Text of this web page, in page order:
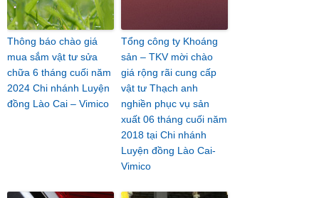
Thông báo chào giá
mua sắm vật tư sửa
chữa 6 tháng cuối năm
2024 Chi nhánh Luyện
đồng Lào Cai – Vimico
Tổng công ty Khoáng
sản – TKV mời chào
giá rộng rãi cung cấp
vật tư Thạch anh
nghiền phục vụ sản
xuất 06 tháng cuối năm
2018 tại Chi nhánh
Luyện đồng Lào Cai-
Vimico